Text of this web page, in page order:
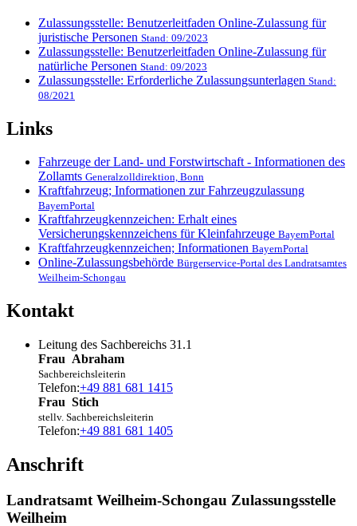
Zulassungsstelle: Benutzerleitfaden Online-Zulassung für
juristische Personen Stand: 09/2023
Zulassungsstelle: Benutzerleitfaden Online-Zulassung für
natürliche Personen Stand: 09/2023
Zulassungsstelle: Erforderliche Zulassungsunterlagen Stand:
08/2021
Links
Fahrzeuge der Land- und Forstwirtschaft - Informationen des
Zollamts Generalzolldirektion, Bonn
Kraftfahrzeug; Informationen zur Fahrzeugzulassung
BayernPortal
Kraftfahrzeugkennzeichen: Erhalt eines
Versicherungskennzeichens für Kleinfahrzeuge BayernPortal
Kraftfahrzeugkennzeichen; Informationen BayernPortal
Online-Zulassungsbehörde Bürgerservice-Portal des Landratsamtes
Weilheim-Schongau
Kontakt
Leitung des Sachbereichs 31.1
Frau Abraham
Sachbereichsleiterin
Telefon:+49 881 681 1415
Frau Stich
stellv. Sachbereichsleiterin
Telefon:+49 881 681 1405
Anschrift
Landratsamt Weilheim-Schongau Zulassungsstelle
Weilheim